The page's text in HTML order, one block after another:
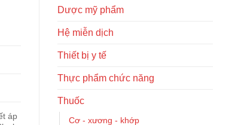
Dược mỹ phẩm
Hệ miễn dịch
Thiết bị y tế
Thực phẩm chức năng
Thuốc
Cơ - xương - khớp
áp